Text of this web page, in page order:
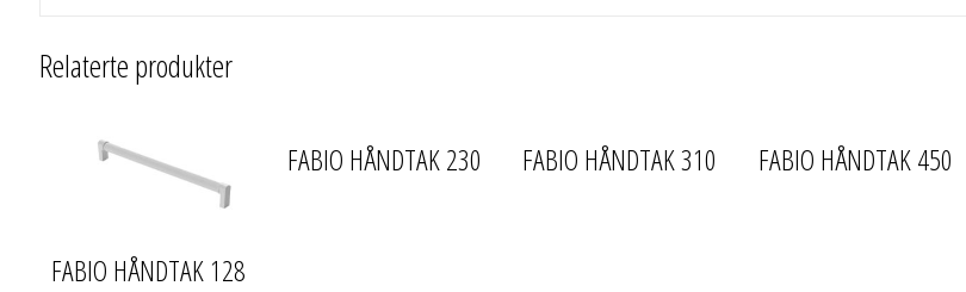
Relaterte produkter
FABIO HÅNDTAK 128
FABIO HÅNDTAK 230 FABIO HÅNDTAK 310 FABIO HÅNDTAK 450